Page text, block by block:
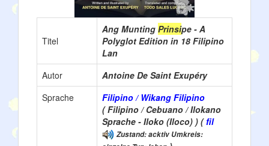
Titel
Ang Munting Prinsipe - A
Polyglot Edition in 18 Filipino
Lan
Autor
Antoine De Saint Exupéry
Sprache
Filipino / Wikang Filipino
( Filipino / Cebuano / Ilokano
Sprache - Iloko (Iloco) ) (fil
Zustand: acktiv Umkreis: